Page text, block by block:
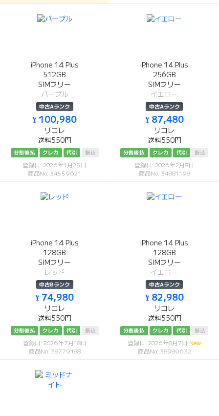
iPhone 14 Plus
512GB
SIMフリー
パープル
中古Aランク
¥ 100,980
リコレ
送料550円
分割後払 クレカ 代引 振込
登録日: 2026年1月29日
商品No: 34559621
iPhone 14 Plus
256GB
SIMフリー
イエロー
中古Aランク
¥ 87,480
リコレ
送料550円
分割後払 クレカ 代引 振込
登録日: 2026年2月8日
商品No: 34881198
iPhone 14 Plus
128GB
SIMフリー
レッド
中古Bランク
¥ 74,980
リコレ
送料550円
分割後払 クレカ 代引 振込
登録日: 2026年7月18日
商品No: 38779188
iPhone 14 Plus
128GB
SIMフリー
イエロー
中古Aランク
¥ 82,980
リコレ
送料550円
分割後払 クレカ 代引 振込
登録日: 2026年8月7日 New
商品No: 38989632